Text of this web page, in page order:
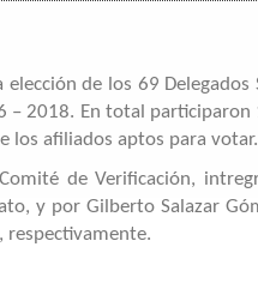
de los 69 Delegados
– 2018. En total participaron
los afiliados aptos para votar.
de Verificación,
y por Gilberto Salazar
respectivamente.